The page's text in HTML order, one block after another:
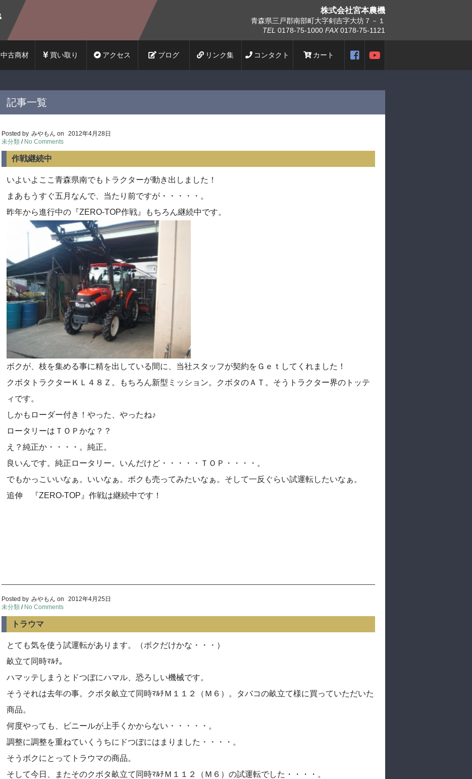
株式会社宮本農機
青森県三戸郡南部町大字剣吉字大坊７－１
TEL 0178-75-1000 FAX 0178-75-1121
中古商材 買い取り アクセス ブログ リンク集 コンタクト カート
記事一覧
Posted by みやもん on
2012年4月28日
未分類 / No Comments
作戦継続中
いよいよここ青森県南でもトラクターが動き出しました！
まあもうすぐ五月なんで、当たり前ですが・・・・・。
昨年から進行中の『ZERO-TOP作戦』もちろん継続中です。
ボクが、枝を集める事に精を出している間に、当社スタッフが契約をＧｅｔしてくれました！
クボタトラクターＫＬ４８Ｚ。もちろん新型ミッション。クボタのＡＴ。そうトラクター界のトッテ
ィです。
しかもローダー付き！やった、やったね♪
ロータリーはＴＯＰかな？？
え？純正か・・・・。純正。
良いんです。純正ロータリー。いんだけど・・・・・ＴＯＰ・・・・。
でもかっこいいなぁ。いいなぁ。ボクも売ってみたいなぁ。そして一反ぐらい試運転したいなぁ。
追伸 『ZERO-TOP』作戦は継続中です！
Posted by みやもん on
2012年4月25日
未分類 / No Comments
トラウマ
とても気を使う試運転があります。（ボクだけかな・・・）
畝立て同時ﾏﾙﾁ。
ハマッテしまうとドつぼにハマル、恐ろしい機械です。
そうそれは去年の事。クボタ畝立て同時ﾏﾙﾁＭ１１２（Ｍ６）。タバコの畝立て様に買っていただいた
商品。
何度やっても、ビニールが上手くかからない・・・・・。
調整に調整を重ねていくうちにドつぼにはまりました・・・・。
そうボクにとってトラウマの商品。
そして今日、またそのクボタ畝立て同時ﾏﾙﾁＭ１１２（Ｍ６）の試運転でした・・・・。